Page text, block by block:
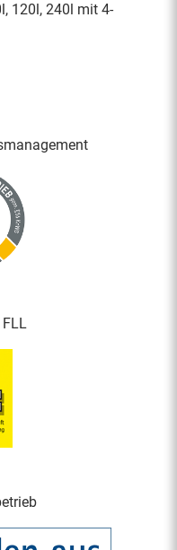
120l, 240l mit 4-